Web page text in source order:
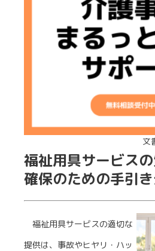
文
福祉用具サービス
確保のための手引
福祉用具サービスの適切な
提供は、事故やヒヤリ・ハッ